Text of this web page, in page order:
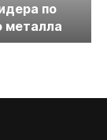
по
металла